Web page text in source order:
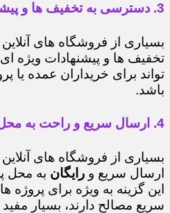
3. دسترسی به تخفیف ها و پیشنهادات ویژه
بسیاری از فروشگاه های
تخفیف ها و پیشنهادات ویژه
تواند برای خریداران عمده یا
باشد.
4. ارسال سریع و راحت به محل پروژه
بسیاری از فروشگاه های
ارسال سریع و رایگان به محل
این گزینه به ویژه برای پروژه
سریع مصالح دارند، بسیار